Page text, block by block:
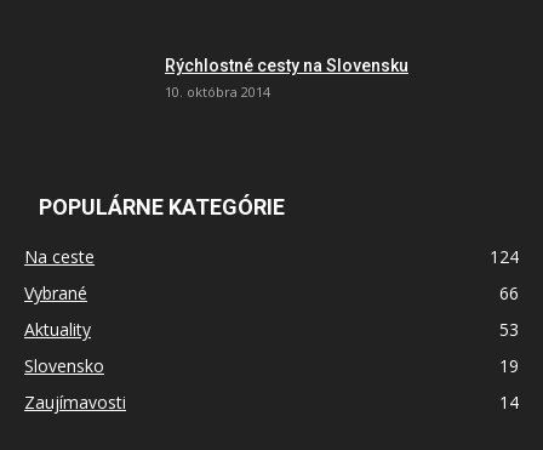
Rýchlostné cesty na Slovensku
10. októbra 2014
POPULÁRNE KATEGÓRIE
Na ceste
124
Vybrané
66
Aktuality
53
Slovensko
19
Zaujímavosti
14